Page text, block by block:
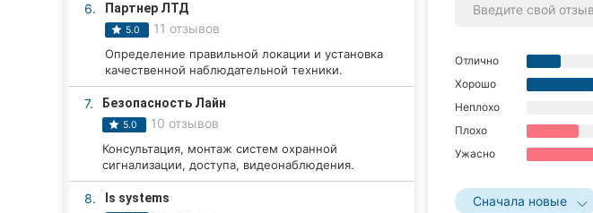
Кропивницкий
Харьков
6. Партнер ЛТД
5.0 11 отзывов
Определение правильной локации и установка
качественной наблюдательной техники.
7. Безопасность Лайн
5.0 10 отзывов
Консультация, монтаж систем охранной
сигнализации, доступа, видеонаблюдения.
8. Is systems
Отлично
Хорошо
Неплохо
Плохо
Ужасно
Сначала новые